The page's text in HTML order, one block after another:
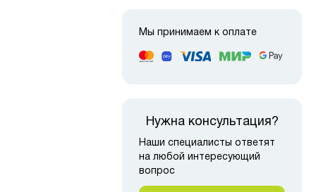
Мы принимаем к оплате
Нужна консультация?
Наши специалисты ответят
на любой интересующий
вопрос